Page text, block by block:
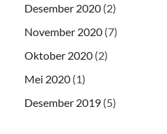
Desember 2020 (2)
November 2020 (7)
Oktober 2020 (2)
Mei 2020 (1)
Desember 2019 (5)